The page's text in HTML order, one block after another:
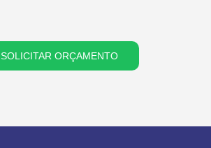
SOLICITAR ORÇAMENTO